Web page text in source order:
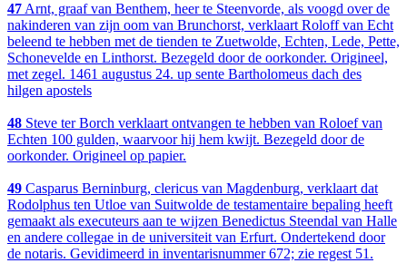
47Arnt, graaf van Benthem, heer te Steenvorde, als voogd over de
nakinderen van zijn oom van Brunchorst, verklaart Roloff van Echt
beleend te hebben met de tienden te Zuetwolde, Echten, Lede, Pette,
Schonevelde en Linthorst. Bezegeld door de oorkonder. Origineel,
met zegel. 1461 augustus 24. up sente Bartholomeus dach des
hilgen apostels
48 Steve ter Borch verklaart ontvangen te hebben van Roloef van
Echten 100 gulden, waarvoor hij hem kwijt. Bezegeld door de
oorkonder. Origineel op papier.
49 Casparus Berninburg, clericus van Magdenburg, verklaart dat
Rodolphus ten Utloe van Suitwolde de testamentaire bepaling heeft
gemaakt als executeurs aan te wijzen Benedictus Steendal van Halle
en andere collegae in de universiteit van Erfurt. Ondertekend door
de notaris. Gevidimeerd in inventarisnummer 672; zie regest 51.